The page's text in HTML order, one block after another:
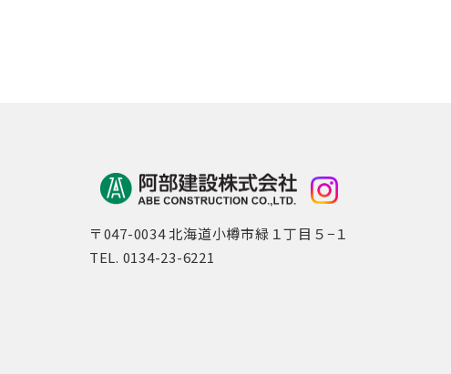
〒047-0034 北海道小樽市緑１丁目５−１
TEL. 0134-23-6221